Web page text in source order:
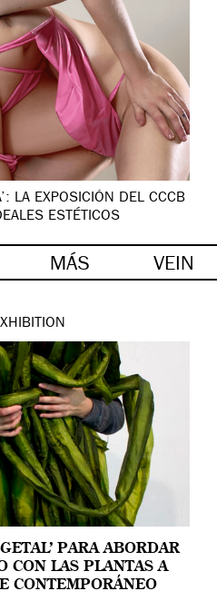
LA EXPOSICIÓN DEL CCCB
ESTÉTICOS
MÁS VEIN
PARA ABORDAR
CON LAS PLANTAS A
CONTEMPORÁNEO